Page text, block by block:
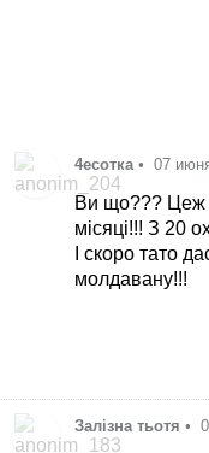
4есотка • 07
Ви що??? Цеж
місяці!!! З 20
І скоро тато
молдавану!!!
Залізна тьотя •